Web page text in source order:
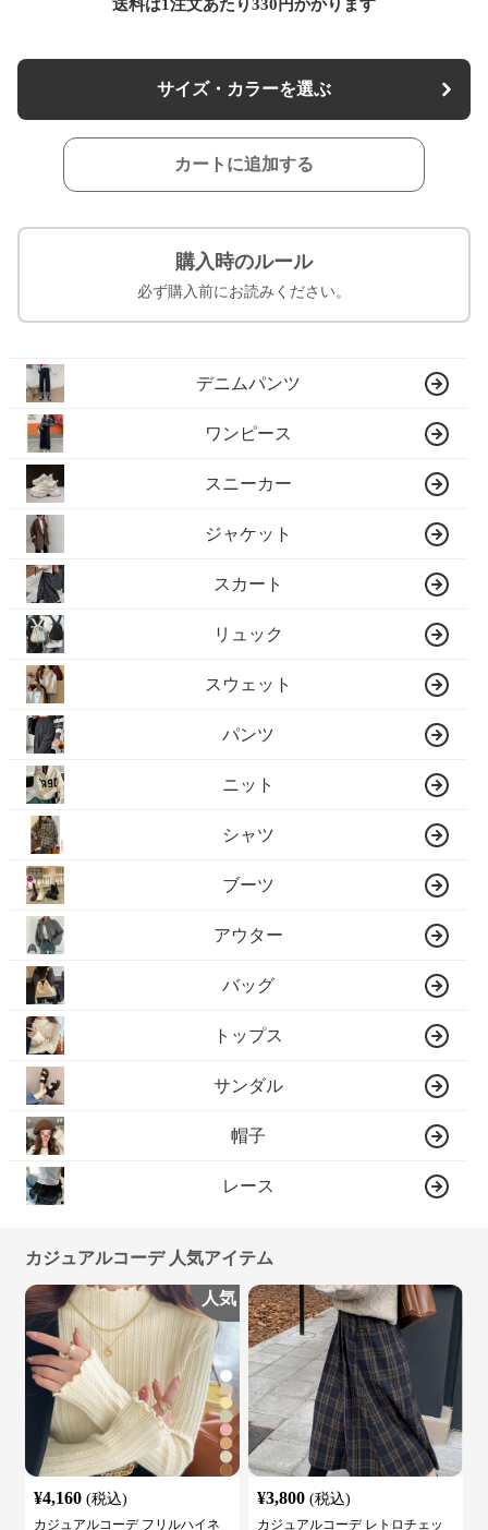
送料は1注文あたり330 円かかります
サイズ・カラーを選ぶ
カートに追加する
購入時のルール
必ず購入前にお読みください。
デニムパンツ
ワンピース
スニーカー
ジャケット
スカート
リュック
スウェット
パンツ
ニット
シャツ
ブーツ
アウター
バッグ
トップス
サンダル
帽子
レース
カジュアルコーデ 人気アイテム
人気
¥4,160 (税込)
カジュアルコーデ フリルハイネ
¥3,800 (税込)
カジュアルコーデ レトロチェッ